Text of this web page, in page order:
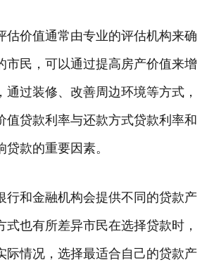
估价值通常由专业的评估机构来确
市民，可以通过提高房产价值来增
通过装修、改善周边环境等方式，
值贷款利率与还款方式贷款利率和
款的重要因素。
行和金融机构会提供不同的贷款产
式也有所差异市民在选择贷款时，
际情况，选择最适合自己的贷款产